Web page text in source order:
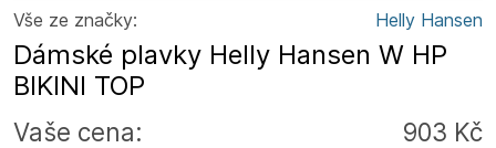
Vše ze značky: Helly Hansen
Dámské plavky Helly Hansen W HP
BIKINI TOP
Vaše cena: 903 Kč